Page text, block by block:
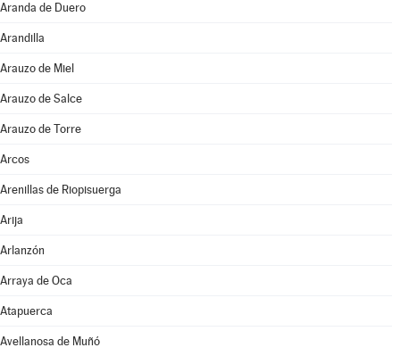
Aranda de Duero
Arandilla
Arauzo de Miel
Arauzo de Salce
Arauzo de Torre
Arcos
Arenillas de Riopisuerga
Arija
Arlanzón
Arraya de Oca
Atapuerca
Avellanosa de Muñó